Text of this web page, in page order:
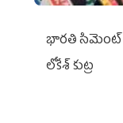
భారతి సిమెంట్
లోకేశ్ కుట్ర